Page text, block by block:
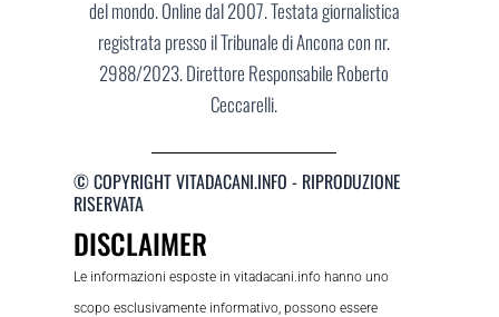
del mondo. Online dal 2007. Testata giornalistica
registrata presso il Tribunale di Ancona con nr.
2988/2023. Direttore Responsabile Roberto
Ceccarelli.
© COPYRIGHT VITADACANI.INFO - RIPRODUZIONE
RISERVATA
DISCLAIMER
Le informazioni esposte in vitadacani.info hanno uno
scopo esclusivamente informativo, possono essere